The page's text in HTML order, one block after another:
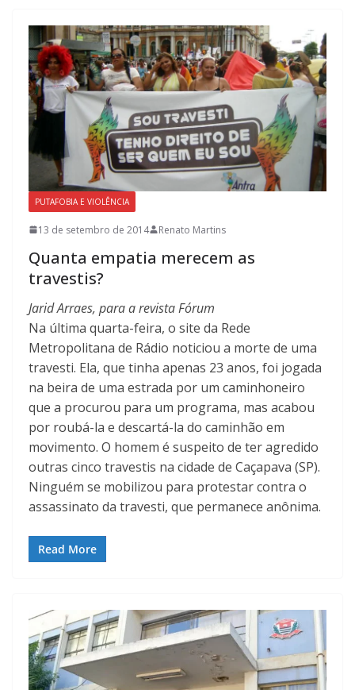
PUTAFOBIA E VIOLÊNCIA
13 de setembro de 2014 Renato Martins
Quanta empatia merecem as
travestis?
Jarid Arraes, para a revista Fórum
Na última quarta-feira, o site da Rede
Metropolitana de Rádio noticiou a morte de uma
travesti. Ela, que tinha apenas 23 anos, foi jogada
na beira de uma estrada por um caminhoneiro
que a procurou para um programa, mas acabou
por roubá-la e descartá-la do caminhão em
movimento. O homem é suspeito de ter agredido
outras cinco travestis na cidade de Caçapava (SP).
Ninguém se mobilizou para protestar contra o
assassinato da travesti, que permanece anônima.
Read More